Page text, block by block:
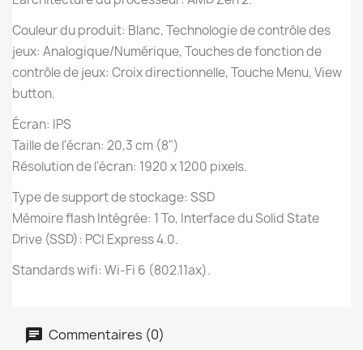
Couleur du produit: Blanc, Technologie de contrôle des
jeux: Analogique/Numérique, Touches de fonction de
contrôle de jeux: Croix directionnelle, Touche Menu, View
button.
Écran: IPS
Taille de l'écran: 20,3 cm (8")
Résolution de l'écran: 1920 x 1200 pixels.
Type de support de stockage: SSD
Mémoire flash Intégrée: 1 To, Interface du Solid State
Drive (SSD): PCI Express 4.0.
Standards wifi: Wi-Fi 6 (802.11ax).
Commentaires (0)